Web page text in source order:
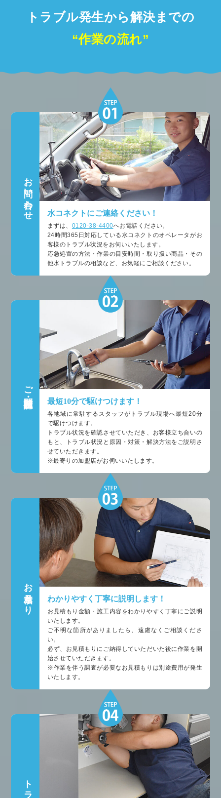
トラブル発生から解決までの
“作業の流れ”
お問い合わせ 水コネクトにご連絡ください！
まずは、 0120-38-4400へお電話ください。
24時間365日対応している水コネクトのオペレータがお
客様のトラブル状況をお伺いいたします。
応急処置の方法・作業の目安時間・取り扱い商品・その
他水トラブルの相談など、お気軽にご相談ください。
ご訪問・状況確認
最短10分で駆けつけます！
各地域に常駐するスタッフがトラブル現場へ最短20分
で駆けつけます。
トラブル状況を確認させていただき、お客様立ち合いの
もと、トラブル状況と原因・対策・解決方法をご説明さ
せていただきます。
※最寄りの加盟店がお伺いいたします。
お見積もり わかりやすく丁寧に説明します！
お見積もり金額・施工内容をわかりやすく丁寧にご説明
いたします。
ご不明な箇所がありましたら、遠慮なくご相談くださ
い。
必ず、お見積もりにご納得していただいた後に作業を開
始させていただきます。
※作業を伴う調査が必要なお見積もりは別途費用が発生
いたします。